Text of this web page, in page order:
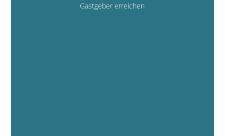
Gastgeber erreichen